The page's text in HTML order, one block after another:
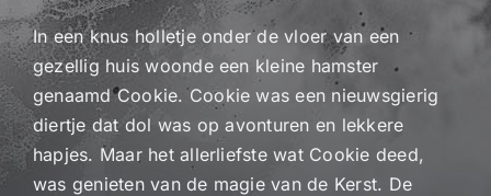
In een knus holletje onder de vloer van een
gezellig huis woonde een kleine hamster
genaamd Cookie. Cookie was een nieuwsgierig
diertje dat dol was op avonturen en lekkere
hapjes. Maar het allerliefste wat Cookie deed,
was genieten van de magie van de Kerst. De